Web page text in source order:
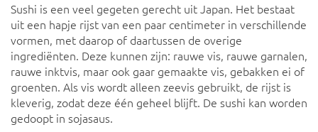
Sushi is een veel gegeten gerecht uit Japan. Het bestaat
uit een hapje rijst van een paar centimeter in verschillende
vormen, met daarop of daartussen de overige
ingrediënten. Deze kunnen zijn: rauwe vis, rauwe garnalen,
rauwe inktvis, maar ook gaar gemaakte vis, gebakken ei of
groenten. Als vis wordt alleen zeevis gebruikt, de rijst is
kleverig, zodat deze één geheel blijft. De sushi kan worden
gedoopt in sojasaus.